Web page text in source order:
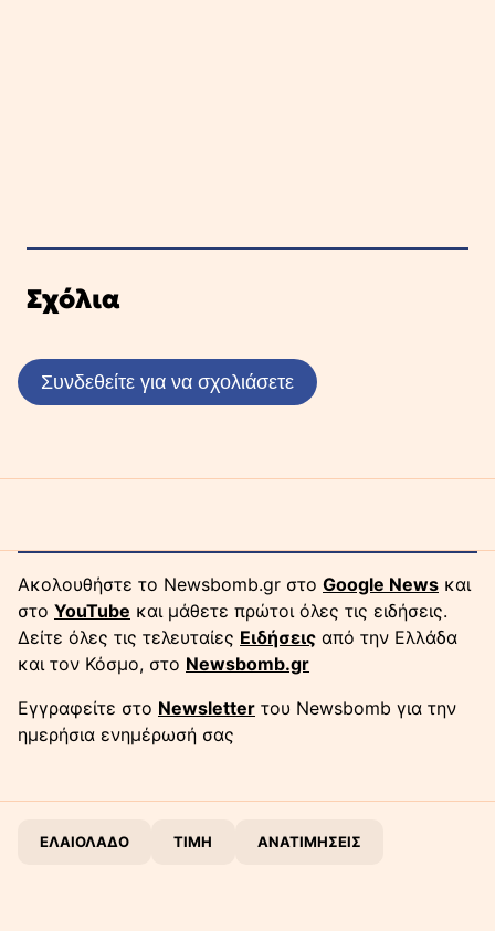
Σχόλια
Συνδεθείτε για να σχολιάσετε
Ακολουθήστε το Newsbomb.gr στο Google News και
στο YouTube και μάθετε πρώτοι όλες τις ειδήσεις.
Δείτε όλες τις τελευταίες Ειδήσεις από την Ελλάδα
και τον Κόσμο, στο Newsbomb.gr
Εγγραφείτε στο Newsletter του Newsbomb για την
ημερήσια ενημέρωσή σας
ΕΛΑΙΟΛΑΔΟ ΤΙΜΗ ΑΝΑΤΙΜΗΣΕΙΣ